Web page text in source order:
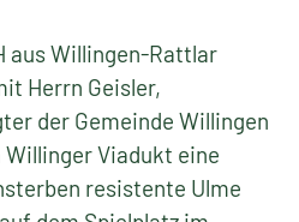
aus Willingen-Rattlar
Herrn Geisler,
der Gemeinde Willingen
Viadukt eine
resistente Ulme